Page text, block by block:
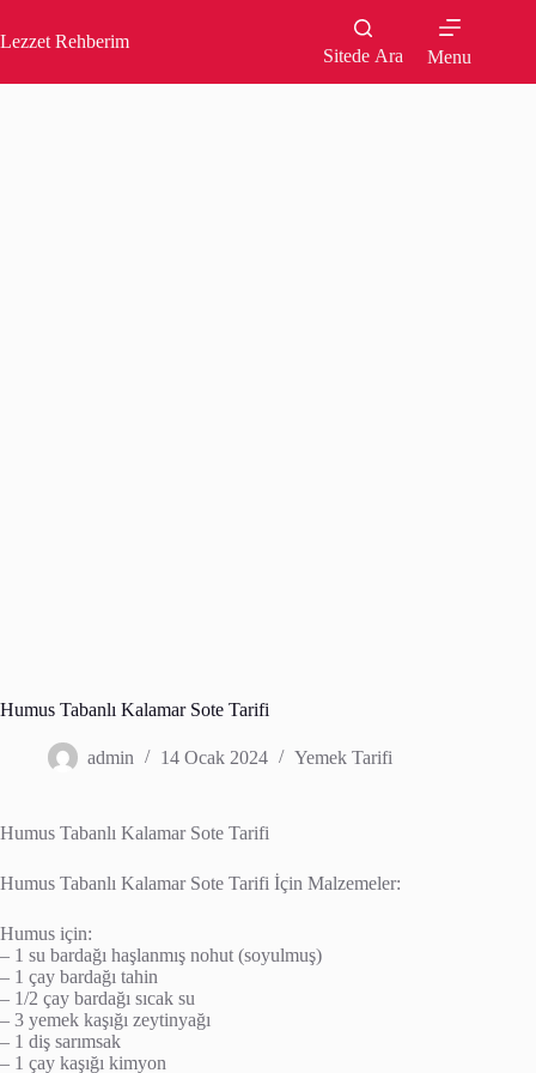
to
content
Lezzet Rehberim
Sitede Ara Menu
Humus Tabanlı Kalamar Sote Tarifi
admin 14 Ocak 2024 Yemek Tarifi
Humus Tabanlı Kalamar Sote Tarifi
Humus Tabanlı Kalamar Sote Tarifi İçin Malzemeler:
Humus için:
– 1 su bardağı haşlanmış nohut (soyulmuş)
– 1 çay bardağı tahin
– 1/2 çay bardağı sıcak su
– 3 yemek kaşığı zeytinyağı
– 1 diş sarımsak
– 1 çay kaşığı kimyon